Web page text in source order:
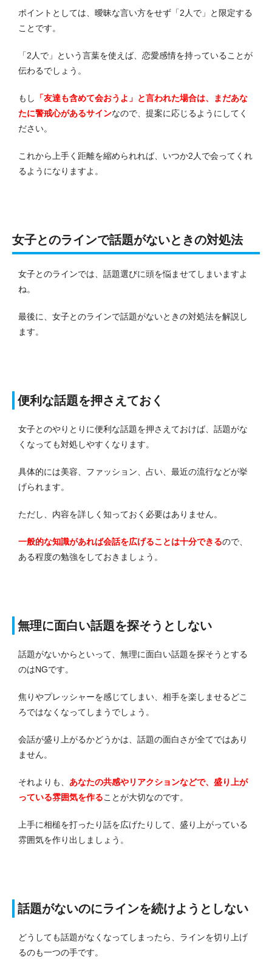
ポイントとしては、曖昧な言い方をせず「2人で」と限定する
ことです。
「2人で」という言葉を使えば、恋愛感情を持っていることが
伝わるでしょう。
もし
「友達も含めて会おうよ」と言われた場合は、まだあな
たに警戒心があるサインなので、提案に応じるようにしてく
ださい。
これから上手く距離を縮められれば、いつか2人で会ってくれ
るようになりますよ。
女子とのラインで話題がないときの対処法
女子とのラインでは、話題選びに頭を悩ませてしまいますよ
ね。
最後に、女子とのラインで話題がないときの対処法を解説し
ます。
便利な話題を押さえておく
女子とのやりとりに便利な話題を押さえておけば、話題がな
くなっても対処しやすくなります。
具体的には美容、ファッション、占い、最近の流行などが挙
げられます。
ただし、内容を詳しく知っておく必要はありません。
一般的な知識があれば会話を広げることは十分できるので、
ある程度の勉強をしておきましょう。
無理に面白い話題を探そうとしない
話題がないからといって、無理に面白い話題を探そうとする
のはNGです。
焦りやプレッシャーを感じてしまい、相手を楽しませるどこ
ろではなくなってしまうでしょう。
会話が盛り上がるかどうかは、話題の面白さが全てではあり
ません。
それよりも、 あなたの共感やリアクションなどで、盛り上が
っている雰囲気を作ることが大切なのです。
上手に相槌を打ったり話を広げたりして、盛り上がっている
雰囲気を作り出しましょう。
話題がないのにラインを続けようとしない
どうしても話題がなくなってしまったら、ラインを切り上げ
るのも一つの手です。